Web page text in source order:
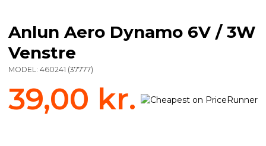
Anlun Aero Dynamo 6V / 3W
Venstre
MODEL: 460241 (37777)
39,00 kr.